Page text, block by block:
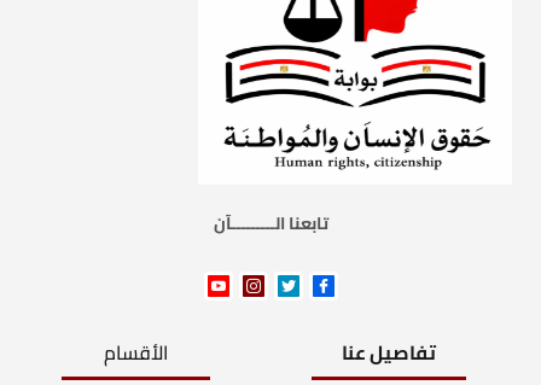
تابعنا الـــــــــآن
تفاصيل عنا الأقسام